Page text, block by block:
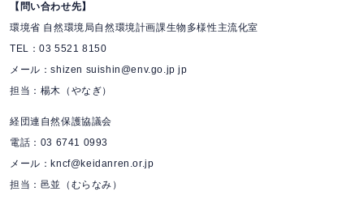
【問い合わせ先】
環境省 自然環境局自然環境計画課生物多様性主流化室
TEL：03 5521 8150
メール：shizen suishin@env.go.jp jp
担当：楊木（やなぎ）
経団連自然保護協議会
電話：03 6741 0993
メール：kncf@keidanren.or.jp
担当：邑並（むらなみ）